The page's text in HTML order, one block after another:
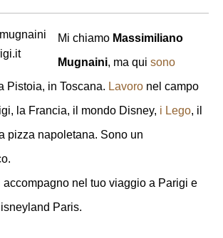
Mi chiamo Massimiliano
Mugnaini, ma qui sono
Pistoia, in Toscana. Lavoro nel campo
la Francia, il mondo Disney, i Lego, il
pizza napoletana. Sono un
accompagno nel tuo viaggio a Parigi e
Paris.